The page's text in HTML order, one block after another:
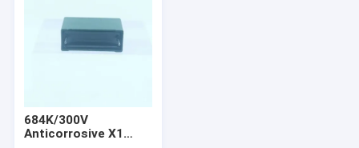
684K/300V
Anticorrosive X1